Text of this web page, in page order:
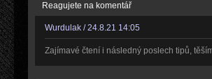
Reagujete na komentář
Wurdulak / 24.8.21 14:05
Zajímavé čtení i následný poslech tipů,